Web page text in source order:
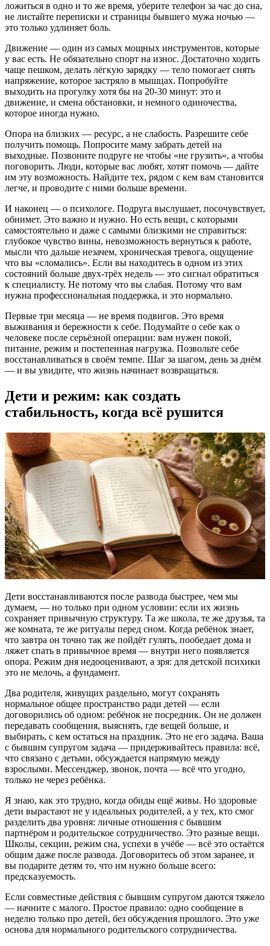
ложиться в одно и то же время, уберите телефон за час до сна,
не листайте переписки и страницы бывшего мужа ночью —
это только удлиняет боль.
Движение — один из самых мощных инструментов, которые
у вас есть. Не обязательно спорт на износ. Достаточно ходить
чаще пешком, делать лёгкую зарядку — тело помогает снять
напряжение, которое застряло в мышцах. Попробуйте
выходить на прогулку хотя бы на 20-30 минут: это и
движение, и смена обстановки, и немного одиночества,
которое иногда нужно.
Опора на близких — ресурс, а не слабость. Разрешите себе
получить помощь. Попросите маму забрать детей на
выходные. Позвоните подруге не чтобы «не грузить», а чтобы
поговорить. Люди, которые вас любят, хотят помочь — дайте
им эту возможность. Найдите тех, рядом с кем вам становится
легче, и проводите с ними больше времени.
И наконец — о психологе. Подруга выслушает, посочувствует,
обнимет. Это важно и нужно. Но есть вещи, с которыми
самостоятельно и даже с самыми близкими не справиться:
глубокое чувство вины, невозможность вернуться к работе,
мысли что дальше незачем, хроническая тревога, ощущение
что вы «сломались». Если вы находитесь в одном из этих
состояний больше двух-трёх недель — это сигнал обратиться
к специалисту. Не потому что вы слабая. Потому что вам
нужна профессиональная поддержка, и это нормально.
Первые три месяца — не время подвигов. Это время
выживания и бережности к себе. Подумайте о себе как о
человеке после серьёзной операции: вам нужен покой,
питание, режим и постепенная нагрузка. Позвольте себе
восстанавливаться в своём темпе. Шаг за шагом, день за днём
— и вы увидите, что жизнь начинает возвращаться.
Дети и режим: как создать
стабильность, когда всё рушится
Дети восстанавливаются после развода быстрее, чем мы
думаем, — но только при одном условии: если их жизнь
сохраняет привычную структуру. Та же школа, те же друзья, та
же комната, те же ритуалы перед сном. Когда ребёнок знает,
что завтра он точно так же пойдёт гулять, пообедает дома и
ляжет спать в привычное время — внутри него появляется
опора. Режим дня недооценивают, а зря: для детской психики
это не мелочь, а фундамент.
Два родителя, живущих раздельно, могут сохранять
нормальное общее пространство ради детей — если
договорились об одном: ребёнок не посредник. Он не должен
передавать сообщения, выяснять, где вещей больше, и
выбирать, с кем остаться на праздник. Это не его задача. Ваша
с бывшим супругом задача — придерживайтесь правила: всё,
что связано с детьми, обсуждается напрямую между
взрослыми. Мессенджер, звонок, почта — всё что угодно,
только не через ребёнка.
Я знаю, как это трудно, когда обиды ещё живы. Но здоровые
дети вырастают не у идеальных родителей, а у тех, кто смог
разделить два уровня: личные отношения с бывшим
партнёром и родительское сотрудничество. Это разные вещи.
Школы, секции, режим сна, успехи в учёбе — всё это остаётся
общим даже после развода. Договоритесь об этом заранее, и
вы подарите детям то, что им нужно больше всего:
предсказуемость.
Если совместные действия с бывшим супругом даются тяжело
— начните с малого. Простое правило: одно сообщение в
неделю только про детей, без обсуждения прошлого. Это уже
основа для нормального родительского сотрудничества.